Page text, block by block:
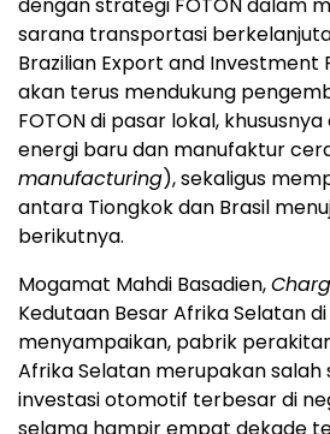
sarana transportasi
Brazilian Export and Investment
akan terus mendukung
FOTON di pasar lokal,
energi baru dan manufaktur
manufacturing), sekaligus
antara Tiongkok dan Brasil
berikutnya.
Mogamat Mahdi Basadien,
Kedutaan Besar Afrika Selatan di
menyampaikan, pabrik
Afrika Selatan merupakan salah
investasi otomotif terbesar di